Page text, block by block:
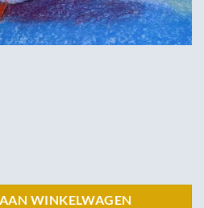
WINKELWAGEN